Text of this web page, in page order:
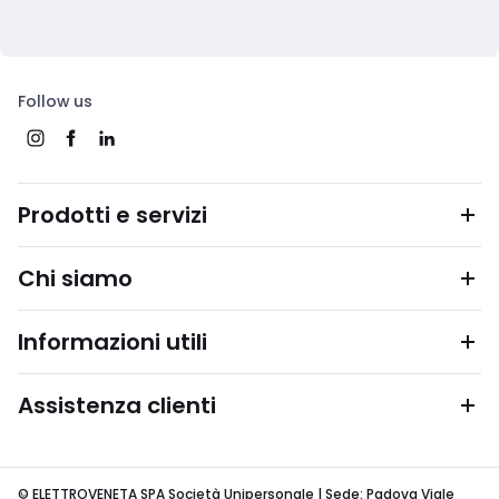
Follow us
Prodotti e servizi
Chi siamo
Informazioni utili
Assistenza clienti
© ELETTROVENETA SPA Società Unipersonale | Sede: Padova Viale